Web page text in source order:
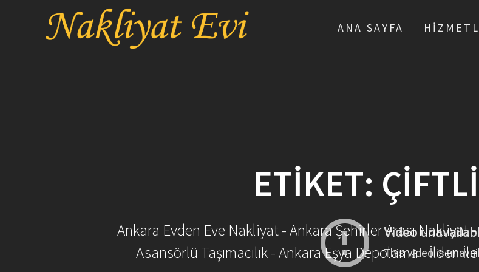
ANA SAYFA
ETIKET:
Ankara Evden Eve Nakliyat - Ankara Şehirler Arası Nakliyat -
Asansörlü Taşımacılık - Ankara Eşya Depolama - İlden